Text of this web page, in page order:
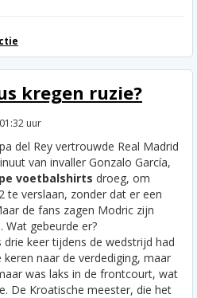
kregen ruzie?
uur
del Rey vertrouwde Real Madrid
van invaller Gonzalo García,
voetbalshirts droeg, om
te verslaan, zonder dat er een
de fans zagen Modric zijn
Wat gebeurde er?
keer tijdens de wedstrijd had
naar de verdediging, maar
was laks in de frontcourt, wat
De Kroatische meester, die het